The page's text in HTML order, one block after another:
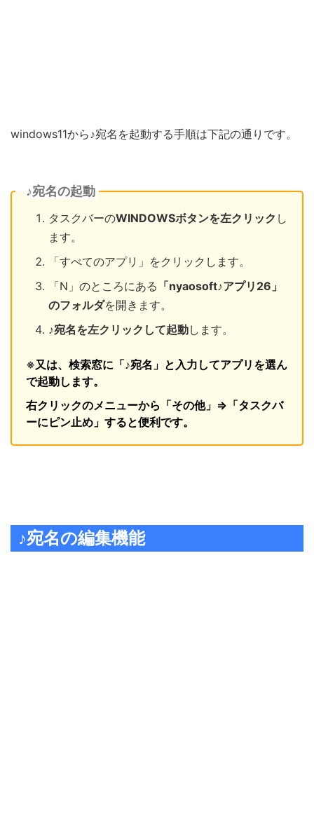
windows11から♪宛名を起動する手順は下記の通りです。
♪宛名の起動
タスクバーのWINDOWSボタンを左クリック し
ます。
「すべてのアプリ」をクリックします。
「N」のところにある 「nyaosoft♪アプリ26」
のフォルダを開きます。
♪宛名を左クリックして起動します。
※又は、検索窓に「♪宛名」と入力してアプリを選ん
で起動します。
右クリックのメニューから「その他」⇒「タスクバ
ーにピン止め」すると便利です。
♪宛名の編集機能